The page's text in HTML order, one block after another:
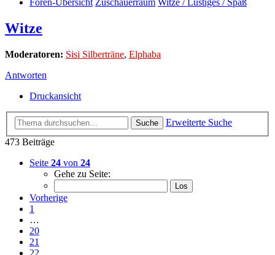
Foren-Übersicht Zuschauerraum Witze / Lustiges / Spaß
Witze
Moderatoren: Sisi Silberträne, Elphaba
Antworten
Druckansicht
Suche
Erweiterte Suche
473 Beiträge
Seite 24 von 24
Gehe zu Seite:
Vorherige
1
…
20
21
22